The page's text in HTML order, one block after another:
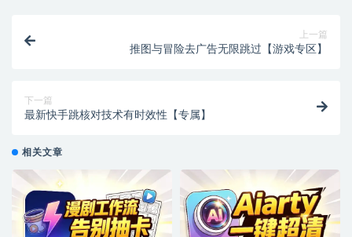
上一篇
推图与冒险去广告无限跳过【游戏专区】
下一篇
最新快手跳核对技术有时效性【专属】
相关文章